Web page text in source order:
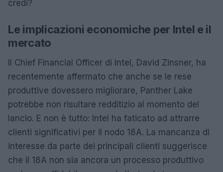
credi?
Le implicazioni economiche per Intel e il
mercato
Il Chief Financial Officer di Intel, David Zinsner, ha
recentemente affermato che anche se le rese
produttive dovessero migliorare, Panther Lake
potrebbe non risultare redditizio al momento del
lancio. E non è tutto: Intel ha faticato ad attrarre
clienti significativi per il nodo 18A. La mancanza di
interesse da parte dei principali clienti suggerisce
che il 18A non sia ancora un processo produttivo